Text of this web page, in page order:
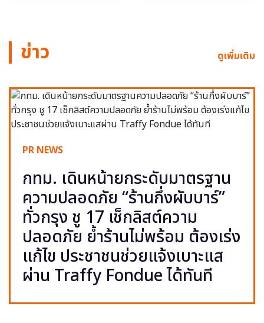
ข่าว ดูเพิ่มเติม
PR NEWS
กทม. เดินหน้ายกระดับมาตรฐาน
ความปลอดภัย “ร้านกึ่งผับบาร์”
ทั่วกรุง ชู 17 เช็กลิสต์ความ
ปลอดภัย ย้ำร้านไม่พร้อม ต้องเร่ง
แก้ไข ประชาชนช่วยแจ้งเบาะแส
ผ่าน Traffy Fondue ได้ทันที